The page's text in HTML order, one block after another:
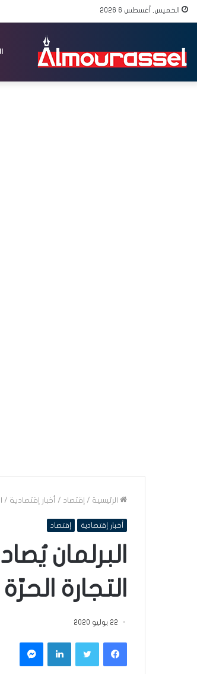
الخميس, أغسطس 6 2026
الرئيسية / إقتصاد / أخبار إقتصادية /
أخبار إقتصادية إقتصاد
البرلمان
التجارة
22 يوليو 2020
فيسبوكتويتر لينكدإن ماسنجر